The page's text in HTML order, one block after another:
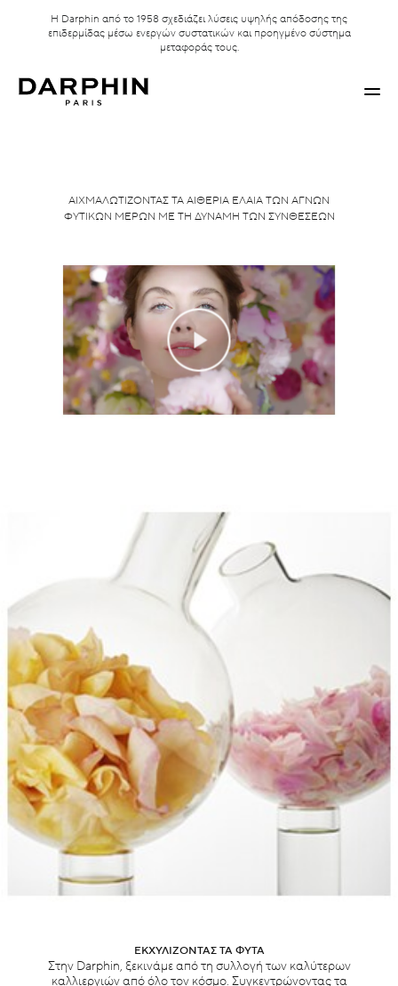
Η Darphin από το 1958 σχεδιάζει λύσεις υψηλής απόδοσης της
επιδερμίδας μέσω ενεργών συστατικών και προηγμένο σύστημα
μεταφοράς τους.
ΑΙΧΜΑΛΩΤΙΖΟΝΤΑΣ ΤΑ ΑΙΘΕΡΙΑ ΕΛΑΙΑ ΤΩΝ ΑΓΝΩΝ
ΦΥΤΙΚΩΝ ΜΕΡΩΝ ΜΕ ΤΗ ΔΥΝΑΜΗ ΤΩΝ ΣΥΝΘΕΣΕΩΝ
ΕΚΧΥΛΙΖΟΝΤΑΣ ΤΑ ΦΥΤΑ
Στην Darphin, ξεκινάμε από τη συλλογή των καλύτερων
καλλιεργιών από όλο τον κόσμο. Συγκεντρώνοντας τα